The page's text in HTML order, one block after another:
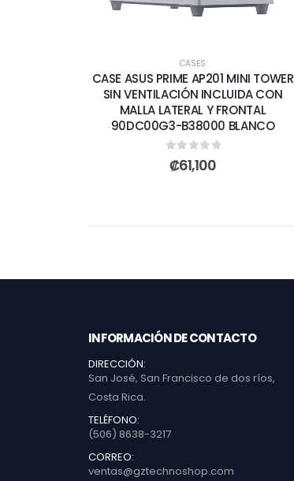
CASES
CASE ASUS PRIME AP201 MINI TOWER
SIN VENTILACIÓN INCLUIDA CON
MALLA LATERAL Y FRONTAL
90DC00G3-B38000 BLANCO
0out of 5
₡61,100
INFORMACIÓN DE CONTACTO
DIRECCIÓN:
San José, San Francisco de dos ríos,
Costa Rica.
TELÉFONO:
(506) 8638-3217
CORREO:
ventas@gztechnoshop.com